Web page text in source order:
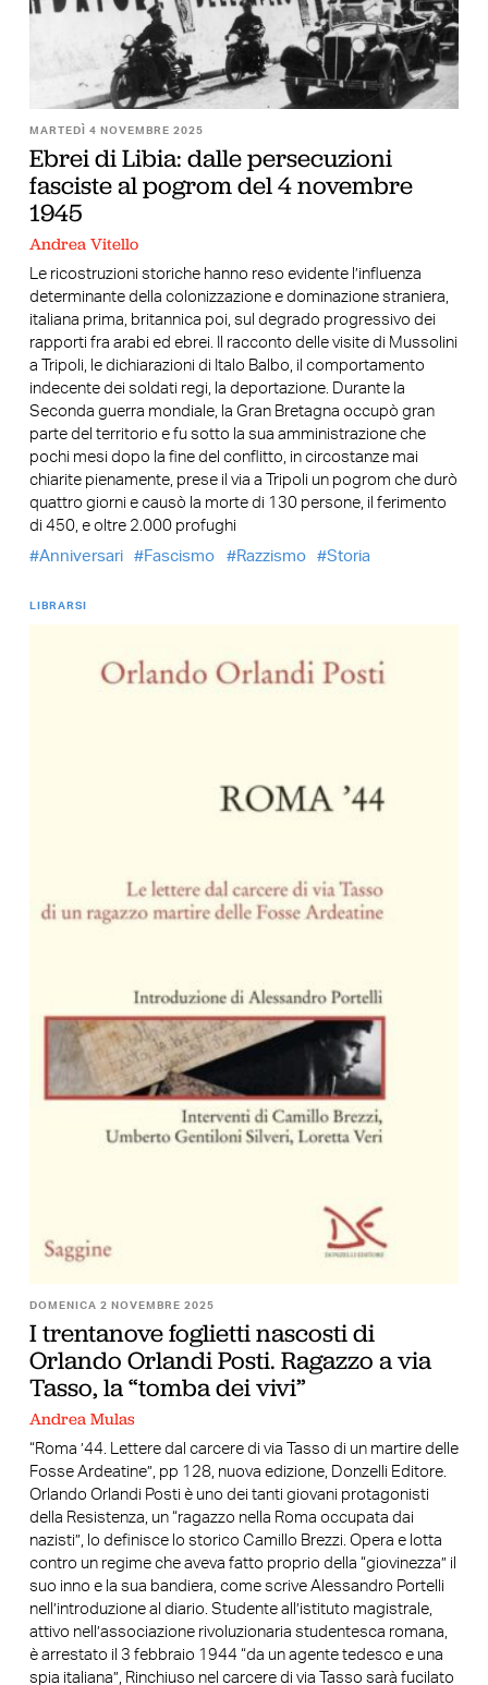
MARTEDÌ 4 NOVEMBRE 2025
Ebrei di Libia: dalle persecuzioni
fasciste al pogrom del 4 novembre
1945
Andrea Vitello
Le ricostruzioni storiche hanno reso evidente l’influenza
determinante della colonizzazione e dominazione straniera,
italiana prima, britannica poi, sul degrado progressivo dei
rapporti fra arabi ed ebrei. Il racconto delle visite di Mussolini
a Tripoli, le dichiarazioni di Italo Balbo, il comportamento
indecente dei soldati regi, la deportazione. Durante la
Seconda guerra mondiale, la Gran Bretagna occupò gran
parte del territorio e fu sotto la sua amministrazione che
pochi mesi dopo la fine del conflitto, in circostanze mai
chiarite pienamente, prese il via a Tripoli un pogrom che durò
quattro giorni e causò la morte di 130 persone, il ferimento
di 450, e oltre 2.000 profughi
Anniversari
Fascismo Razzismo Storia
LIBRARSI
DOMENICA 2 NOVEMBRE 2025
I trentanove foglietti nascosti di
Orlando Orlandi Posti. Ragazzo a via
Tasso, la “tomba dei vivi”
Andrea Mulas
“Roma ’44. Lettere dal carcere di via Tasso di un martire delle
Fosse Ardeatine”, pp 128, nuova edizione, Donzelli Editore.
Orlando Orlandi Posti è uno dei tanti giovani protagonisti
della Resistenza, un “ragazzo nella Roma occupata dai
nazisti”, lo definisce lo storico Camillo Brezzi. Opera e lotta
contro un regime che aveva fatto proprio della “giovinezza” il
suo inno e la sua bandiera, come scrive Alessandro Portelli
nell’introduzione al diario. Studente all’istituto magistrale,
attivo nell’associazione rivoluzionaria studentesca romana,
è arrestato il 3 febbraio 1944 “da un agente tedesco e una
spia italiana”, Rinchiuso nel carcere di via Tasso sarà fucilato